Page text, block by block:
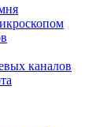
каналов